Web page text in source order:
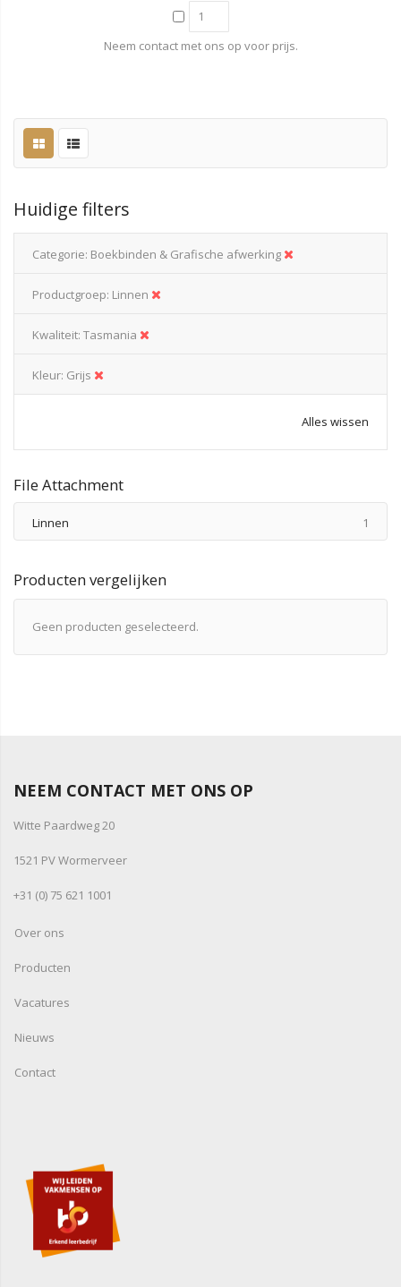
Neem contact met ons op voor prijs.
Huidige filters
Categorie Boekbinden & Grafische afwerking
Productgroep Linnen
Kwaliteit Tasmania
Kleur Grijs
Alles wissen
File Attachment
Linnen 1
Producten vergelijken
Geen producten geselecteerd.
NEEM CONTACT MET ONS OP
Witte Paardweg 20
1521 PV Wormerveer
+31 (0) 75 621 1001
Over ons
Producten
Vacatures
Nieuws
Contact